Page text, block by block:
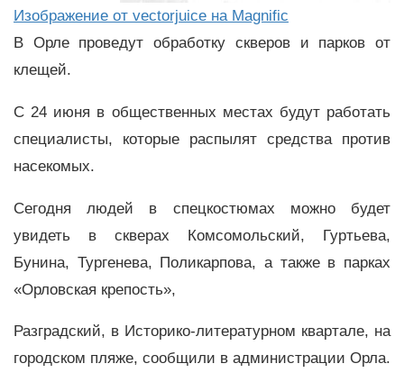
Изображение от vectorjuice на Magnific
В Орле проведут обработку скверов и парков от
клещей.
С 24 июня в общественных местах будут работать
специалисты, которые распылят средства против
насекомых.
Сегодня людей в спецкостюмах можно будет
увидеть в скверах Комсомольский, Гуртьева,
Бунина, Тургенева, Поликарпова, а также в парках
«Орловская крепость»,
Разградский, в Историко-литературном квартале, на
городском пляже, сообщили в администрации Орла.